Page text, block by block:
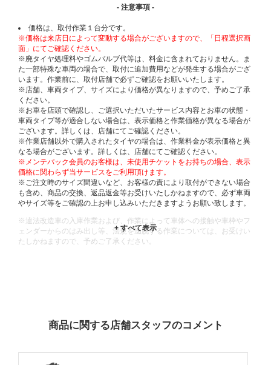
- 注意事項 -
価格は、取付作業１台分です。
※価格は来店日によって変動する場合がございますので、「日程選択画
面」にてご確認ください。
※廃タイヤ処理料やゴムバルブ代等は、料金に含まれておりません。ま
た一部特殊な車両の場合で、取付に追加費用などが発生する場合がござ
います。作業前に、取付店舗で必ずご確認をお願いいたします。
※店舗、車両タイプ、サイズにより価格が異なりますので、予めご了承
ください。
※お車を店頭で確認し、ご選択いただいたサービス内容とお車の状態・
車両タイプ等が適合しない場合は、表示価格と作業価格が異なる場合が
ございます。詳しくは、店舗にてご確認ください。
※作業店舗以外で購入されたタイヤの場合は、作業料金が表示価格と異
なる場合がございます。詳しくは、店舗にてご確認ください。
※メンテパック会員のお客様は、未使用チケットをお持ちの場合、表示
価格に関わらず当サービスをご利用頂けます。
※ご注文時のサイズ間違いなど、お客様の責により取付ができない場合
も含め、商品の交換、返品返金等お受けいたしかねますので、必ず車両
やサイズ等をご確認の上お申し込みいただきますようお願い致します。
※違法改造車の入庫作業および、作業によって車体への接触や車枠やフ
ェンダーからのはみ出し等、法規を逸脱する作業については、お受けい
たしかねますので、予めご了承ください。
商品に関する店舗スタッフのコメント